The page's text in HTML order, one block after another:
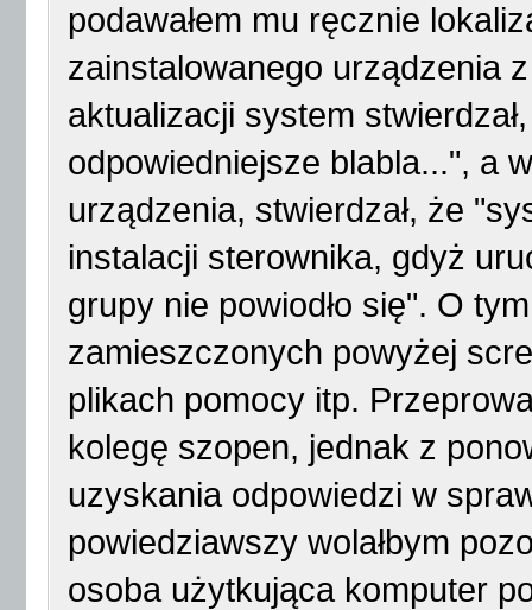
podawałem mu ręcznie
zainstalowanego urządzenia
aktualizacji system
odpowiedniejsze blabla...", a
urządzenia, stwierdzał, że
instalacji sterownika, gdyż
grupy nie powiodło się". O
zamieszczonych powyżej
plikach pomocy itp.
kolegę szopen, jednak z
uzyskania odpowiedzi w
powiedziawszy wolałbym
osoba użytkująca komputer